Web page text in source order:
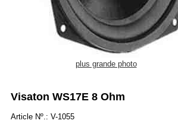
plus grande photo
Visaton WS17E 8 Ohm
Article Nº.: V-1055